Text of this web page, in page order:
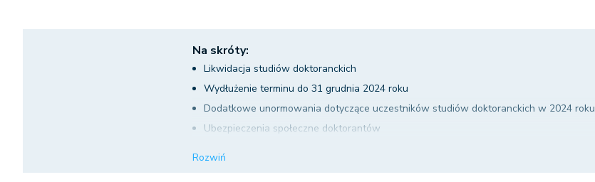
Na skróty:
Likwidacja studiów doktoranckich
Wydłużenie terminu do 31 grudnia 2024 roku
Dodatkowe unormowania dotyczące uczestników studiów doktoranckich w 2024 roku
Ubezpieczenia społeczne doktorantów
Rozwiń